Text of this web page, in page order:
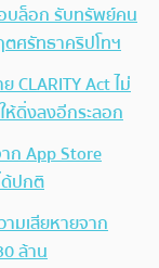
บล็อก รับทรัพย์คน
ตศรัทธาคริปโทฯ
CLARITY Act ไม่
ดิ่งลงอีกระลอก
ก App Store
ด้ปกติ
ามเสียหายจาก
ล้าน